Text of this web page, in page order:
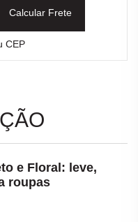
Calcular Frete
CEP
e Floral: leve,
roupas